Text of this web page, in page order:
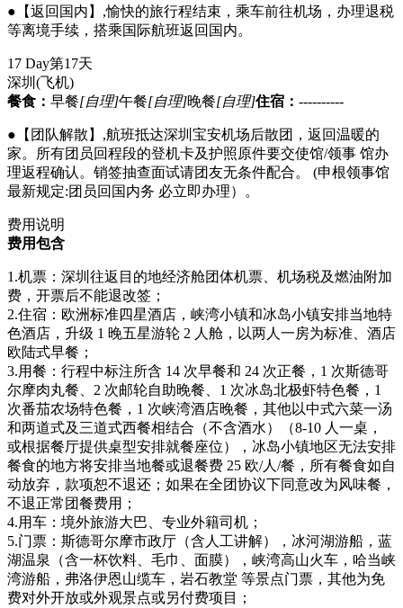
●【返回国内】,愉快的旅行程结束，乘车前往机场，办理退税
等离境手续，搭乘国际航班返回国内。
17 Day第17天
深圳 (飞机)
餐食： 早餐[自理]午餐[自理]晚餐[自理]住宿： ----------
●【团队解散】,航班抵达深圳宝安机场后散团，返回温暖的
家。所有团员回程段的登机卡及护照原件要交使馆/领事 馆办
理返程确认。销签抽查面试请团友无条件配合。 (申根领事馆
最新规定:团员回国内务 必立即办理）。
费用说明
费用包含
1.机票：深圳往返目的地经济舱团体机票、机场税及燃油附加
费，开票后不能退改签；
2.住宿：欧洲标准四星酒店，峡湾小镇和冰岛小镇安排当地特
色酒店，升级 1 晚五星游轮 2 人舱，以两人一房为标准、酒店
欧陆式早餐；
3.用餐：行程中标注所含 14 次早餐和 24 次正餐，1 次斯德哥
尔摩肉丸餐、2 次邮轮自助晚餐、1 次冰岛北极虾特色餐，1
次番茄农场特色餐，1 次峡湾酒店晚餐，其他以中式六菜一汤
和两道式及三道式西餐相结合（不含酒水）（8-10 人一桌，
或根据餐厅提供桌型安排就餐座位），冰岛小镇地区无法安排
餐食的地方将安排当地餐或退餐费 25 欧/人/餐，所有餐食如自
动放弃，款项恕不退还；如果在全团协议下同意改为风味餐，
不退正常团餐费用；
4.用车：境外旅游大巴、专业外籍司机；
5.门票：斯德哥尔摩市政厅（含人工讲解），冰河湖游船，蓝
湖温泉（含一杯饮料、毛巾、面膜），峡湾高山火车，哈当峡
湾游船，弗洛伊恩山缆车，岩石教堂 等景点门票，其他为免
费对外开放或外观景点或另付费项目；